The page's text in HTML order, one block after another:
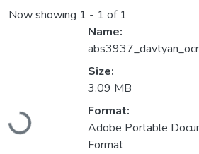
Now showing 1 - 1 of 1
Loading...
Name:
Size:
3.09 MB
Format:
Adobe Portable
Format